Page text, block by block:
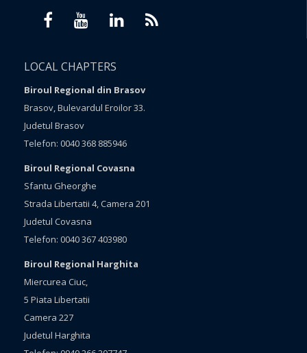
LOCAL CHAPTERS
Biroul Regional din Brasov
Brasov, Bulevardul Eroilor 33.
Judetul Brasov
Telefon: 0040 368 885946
Biroul Regional Covasna
Sfantu Gheorghe
Strada Libertatii 4, Camera 201
Judetul Covasna
Telefon: 0040 367 403980
Biroul Regional Harghita
Miercurea Ciuc,
5 Piata Libertatii
Camera 227
Judetul Harghita